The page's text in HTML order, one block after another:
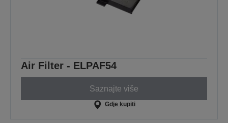
Air Filter - ELPAF54
Saznajte više
Gdje kupiti